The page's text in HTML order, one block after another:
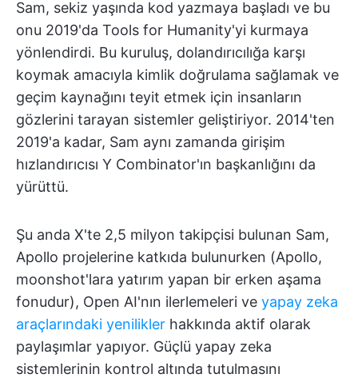
Sam, sekiz yaşında kod yazmaya başladı ve bu
onu 2019'da Tools for Humanity'yi kurmaya
yönlendirdi. Bu kuruluş, dolandırıcılığa karşı
koymak amacıyla kimlik doğrulama sağlamak ve
geçim kaynağını teyit etmek için insanların
gözlerini tarayan sistemler geliştiriyor. 2014'ten
2019'a kadar, Sam aynı zamanda girişim
hızlandırıcısı Y Combinator'ın başkanlığını da
yürüttü.
Şu anda X'te 2,5 milyon takipçisi bulunan Sam,
Apollo projelerine katkıda bulunurken (Apollo,
moonshot'lara yatırım yapan bir erken aşama
fonudur), Open AI'nın ilerlemeleri ve yapay zeka
araçlarındaki yenilikler hakkında aktif olarak
paylaşımlar yapıyor. Güçlü yapay zeka
sistemlerinin kontrol altında tutulmasını